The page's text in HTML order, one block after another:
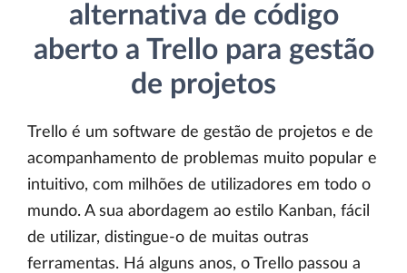
alternativa de código
aberto a Trello para gestão
de projetos
Trello é um software de gestão de projetos e de
acompanhamento de problemas muito popular e
intuitivo, com milhões de utilizadores em todo o
mundo. A sua abordagem ao estilo Kanban, fácil
de utilizar, distingue-o de muitas outras
ferramentas. Há alguns anos, o Trello passou a